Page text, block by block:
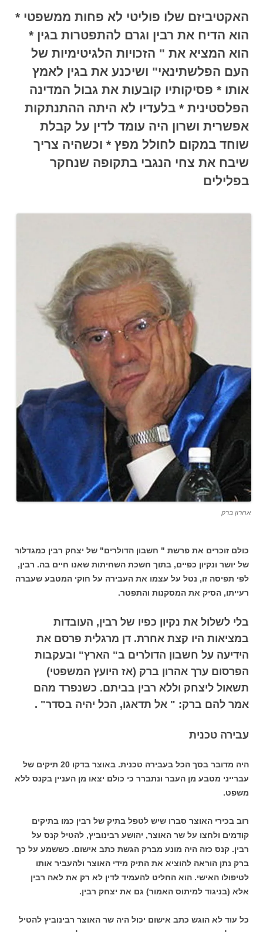
האקטיביזם שלו פוליטי לא פחות ממשפטי *
הוא הדיח את רבין וגרם להתפטרות בגין *
הוא המציא את " הזכויות הלגיטימיות של
העם הפלשתינאי" ושיכנע את בגין לאמץ
אותו * פסיקותיו קובעות את גבול המדינה
הפלסטינית * בלעדיו לא היתה ההתנתקות
אפשרית ושרון היה עומד לדין על קבלת
שוחד במקום לחולל מפץ * וכשהיה צריך
שיבח את צחי הנגבי בתקופה שנחקר
בפלילים
אהרון ברק
כולם זוכרים את פרשת " חשבון הדולרים" של יצחק רבין כמגדלור
של יושר ונקיון כפיים, בתוך חשכת השחיתות שאנו חיים בה. רבין,
לפי תפיסה זו, נטל על עצמו את העבירה על חוקי המטבע שעברה
רעייתו, הסיק את המסקנות והתפטר.
בלי לשלול את נקיון כפיו של רבין, העובדות
במציאות היו קצת אחרת. דן מרגלית פרסם את
הידיעה על חשבון הדולרים ב" הארץ" ובעקבות
הפרסום ערך אהרון ברק (אז היועץ המשפטי)
תשאול ליצחק וללא רבין בביתם. כשנפרד מהם
אמר להם ברק: " אל תדאגו, הכל יהיה בסדר" .
עבירה טכנית
היה מדובר בסך הכל בעבירה טכנית. באוצר בדקו 20 תיקים של
עברייני מטבע מן העבר ונתברר כי כולם יצאו מן העניין בקנס ללא
משפט.
רוב בכירי האוצר סברו שיש לטפל בתיק של רבין כמו בתיקים
קודמים ולחצו על שר האוצר, יהושע רבינוביץ, להטיל קנס על
רבין. קנס כזה היה מונע מברק הגשת כתב אישום. כששמע על כך
ברק נתן הוראה להוציא את התיק מידי האוצר ולהעביר אותו
לטיפולו האישי. הוא החליט להעמיד לדין לא רק את לאה רבין
אלא (בניגוד למיתוס האמור) גם את יצחק רבין.
כל עוד לא הוגש כתב אישום יכול היה שר האוצר רבינוביץ להטיל